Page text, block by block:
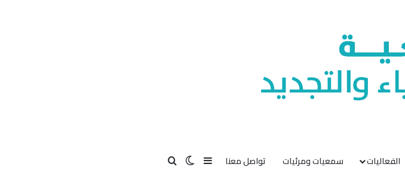
الفعاليات سمعيات ومرئيات تواصل معنا Sidebar
Switch skin
Search for